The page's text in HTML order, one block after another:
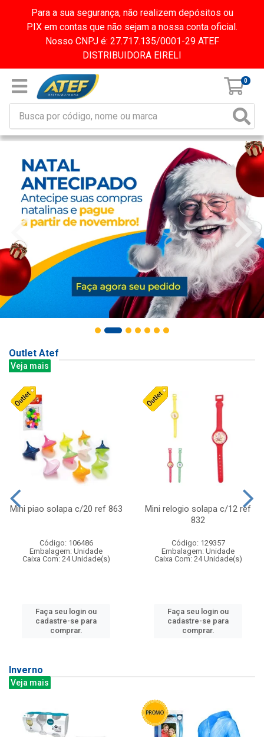
Para a sua segurança, não realizem depósitos ou
PIX em contas que não sejam a nossa conta oficial.
Nosso CNPJ é: 27.717.135/0001-29 ATEF
DISTRIBUIDORA EIRELI
0
Outlet Atef
Veja mais
Mini piao solapa c/20 ref 863
Código: 106486
Embalagem: Unidade
Caixa Com: 24 Unidade(s)
Faça seu login ou
cadastre-se para
comprar.
Mini relogio solapa c/12 ref
832
Código: 129357
Embalagem: Unidade
Caixa Com: 24 Unidade(s)
Faça seu login ou
cadastre-se para
comprar.
Inverno
Veja mais